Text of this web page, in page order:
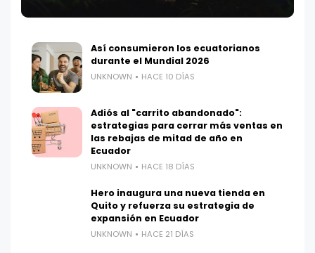
Así consumieron los ecuatorianos
durante el Mundial 2026
UNKNOWN HACE 10 DÍAS
Adiós al "carrito abandonado":
estrategias para cerrar más ventas en
las rebajas de mitad de año en
Ecuador
UNKNOWN HACE 18 DÍAS
Hero inaugura una nueva tienda en
Quito y refuerza su estrategia de
expansión en Ecuador
UNKNOWN HACE 21 DÍAS